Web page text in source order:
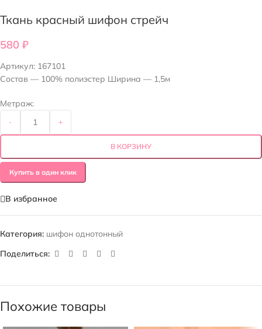
Ткань красный шифон стрейч
580 ₽
Артикул: 167101
Состав — 100% полиэстер Ширина — 1,5м
Метраж:
- +
В КОРЗИНУ
Купить в один клик
В избранное
Категория: шифон однотонный
Поделиться:
Похожие товары